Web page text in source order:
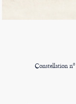
Constellation